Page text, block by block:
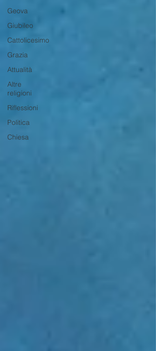
Geova
Giubileo
Cattolicesimo
Grazia
Attualità
Altre
religioni
Riflessioni
Politica
Chiesa